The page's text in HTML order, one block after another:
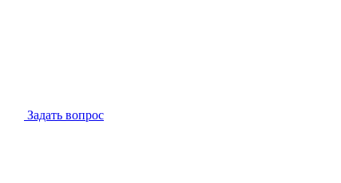
Задать вопрос